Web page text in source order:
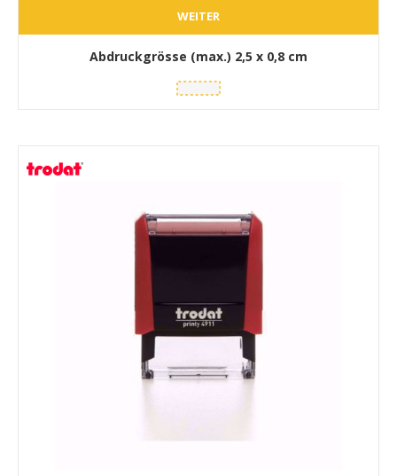
WEITER
Abdruckgrösse (max.) 2,5 x 0,8 cm